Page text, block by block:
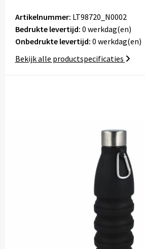
Tassen
Relatiegeschenken
Stickers
Artikelnummer: LT98720_N0002
Bedrukte levertijd: 0 werkdag(en)
Onbedrukte levertijd: 0 werkdag(en)
Bekijk alle productspecificaties